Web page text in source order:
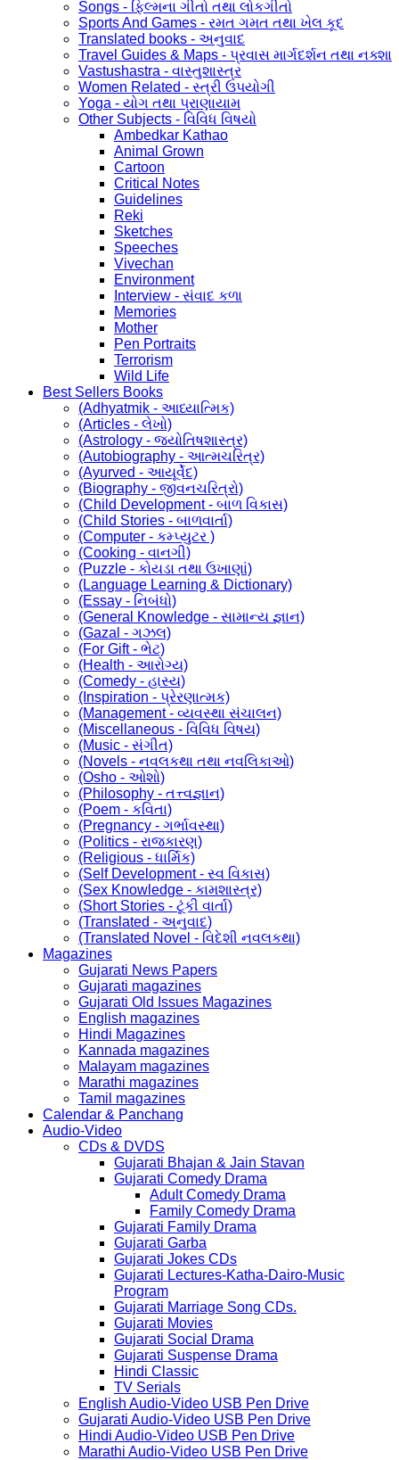
Songs - ફિલ્મના ગીતો તથા લોકગીતો
Sports And Games - રમત ગમત તથા ખેલ કૂદ
Translated books - અનુવાદ
Travel Guides & Maps - પ્રવાસ માર્ગદર્શન તથા નક્શા
Vastushastra - વાસ્તુશાસ્ત્ર
Women Related - સ્ત્રી ઉપયોગી
Yoga - યોગ તથા પ્રાણાયામ
Other Subjects - વિવિધ વિષયો
Ambedkar Kathao
Animal Grown
Cartoon
Critical Notes
Guidelines
Reki
Sketches
Speeches
Vivechan
Environment
Interview - સંવાદ કળા
Memories
Mother
Pen Portraits
Terrorism
Wild Life
Best Sellers Books
(Adhyatmik - આધ્યાત્મિક)
(Articles - લેખો)
(Astrology - જ્યોતિષશાસ્ત્ર)
(Autobiography - આત્મચરિત્ર)
(Ayurved - આયૂર્વેદ)
(Biography - જીવનચરિત્રો)
(Child Development - બાળ વિકાસ)
(Child Stories - બાળવાર્તા)
(Computer - કમ્પ્યુટર )
(Cooking - વાનગી)
(Puzzle - કોયડા તથા ઉખાણાં)
(Language Learning & Dictionary)
(Essay - નિબંધો)
(General Knowledge - સામાન્ય જ્ઞાન)
(Gazal - ગઝલ)
(For Gift - ભેટ)
(Health - આરોગ્ય)
(Comedy - હાસ્ય)
(Inspiration - પ્રેરણાત્મક)
(Management - વ્યવસ્થા સંચાલન)
(Miscellaneous - વિવિધ વિષય)
(Music - સંગીત)
(Novels - નવલકથા તથા નવલિકાઓ)
(Osho - ઓશો)
(Philosophy - તત્ત્વજ્ઞાન)
(Poem - કવિતા)
(Pregnancy - ગર્ભાવસ્થા)
(Politics - રાજકારણ)
(Religious - ધાર્મિક)
(Self Development - સ્વ વિકાસ)
(Sex Knowledge - કામશાસ્ત્ર)
(Short Stories - ટૂંકી વાર્તા)
(Translated - અનુવાદ)
(Translated Novel - વિદેશી નવલકથા)
Magazines
Gujarati News Papers
Gujarati magazines
Gujarati Old Issues Magazines
English magazines
Hindi Magazines
Kannada magazines
Malayam magazines
Marathi magazines
Tamil magazines
Calendar & Panchang
Audio-Video
CDs & DVDS
Gujarati Bhajan & Jain Stavan
Gujarati Comedy Drama
Adult Comedy Drama
Family Comedy Drama
Gujarati Family Drama
Gujarati Garba
Gujarati Jokes CDs
Gujarati Lectures-Katha-Dairo-Music
Program
Gujarati Marriage Song CDs.
Gujarati Movies
Gujarati Social Drama
Gujarati Suspense Drama
Hindi Classic
TV Serials
English Audio-Video USB Pen Drive
Gujarati Audio-Video USB Pen Drive
Hindi Audio-Video USB Pen Drive
Marathi Audio-Video USB Pen Drive